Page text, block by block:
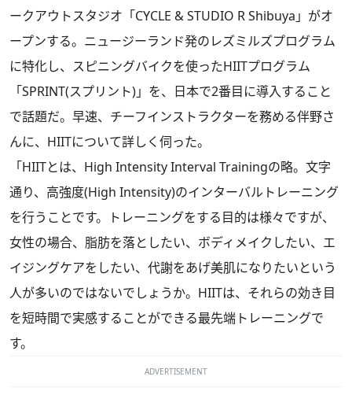
ークアウトスタジオ「CYCLE & STUDIO R Shibuya」がオ
ープンする。ニュージーランド発のレズミルズプログラム
に特化し、スピニングバイクを使ったHIITプログラム
「SPRINT(スプリント)」を、日本で2番目に導入すること
で話題だ。早速、チーフインストラクターを務める伴野さ
んに、HIITについて詳しく伺った。
「HIITとは、High Intensity Interval Trainingの略。文字
通り、高強度(High Intensity)のインターバルトレーニング
を行うことです。トレーニングをする目的は様々ですが、
女性の場合、脂肪を落としたい、ボディメイクしたい、エ
イジングケアをしたい、代謝をあげ美肌になりたいという
人が多いのではないでしょうか。HIITは、それらの効き目
を短時間で実感することができる最先端トレーニングで
す。
ADVERTISEMENT